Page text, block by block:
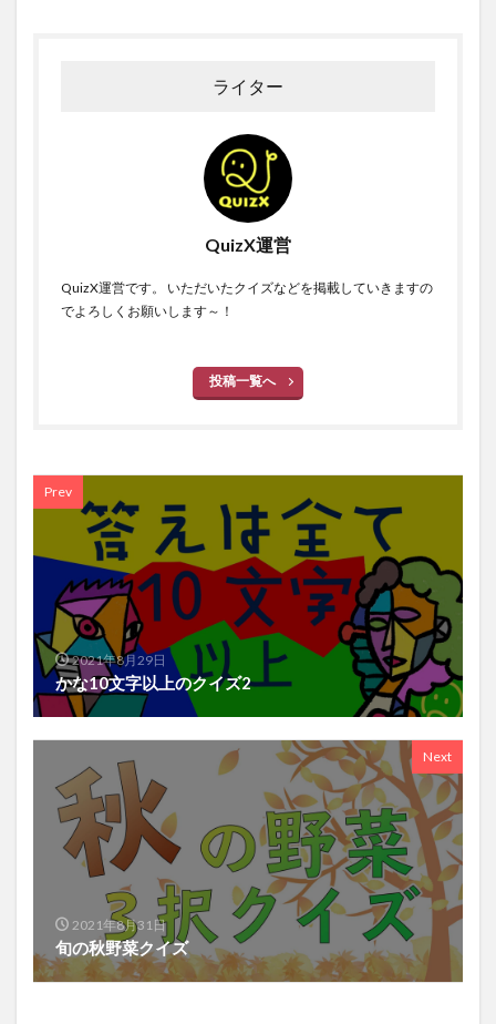
ライター
QuizX運営
QuizX運営です。 いただいたクイズなどを掲載していきますの
でよろしくお願いします～！
投稿一覧へ
Prev
2021年8月29日
かな10文字以上のクイズ2
Next
2021年8月31日
旬の秋野菜クイズ